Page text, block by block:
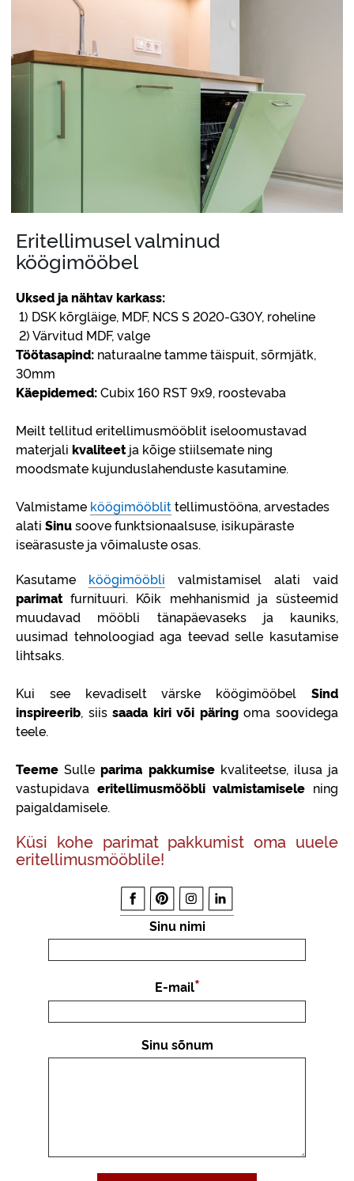
Eritellimusel valminud
köögimööbel
Uksed ja nähtav karkass:
1) DSK kõrgläige, MDF, NCS S 2020-G30Y, roheline
2) Värvitud MDF, valge
Töötasapind: naturaalne tamme täispuit, sõrmjätk,
30mm
Käepidemed:Cubix 160 RST 9x9, roostevaba
Meilt tellitud eritellimusmööblit iseloomustavad
materjali kvaliteetja kõige stiilsemate ning
moodsmate kujunduslahenduste kasutamine.
Valmistame köögimööblittellimustööna, arvestades
alati Sinusoove funktsionaalsuse, isikupäraste
iseärasuste ja võimaluste osas.
Kasutame köögimööbli valmistamisel alati vaid
parimatfurnituuri. Kõik mehhanismid ja süsteemid
muudavad mööbli tänapäevaseks ja kauniks,
uusimad tehnoloogiad aga teevad selle kasutamise
lihtsaks.
Kui see kevadiselt värske köögimööbel Sind
inspireerib, siissaada kiri või päringoma soovidega
teele.
Teeme Sulleparima pakkumisekvaliteetse, ilusa ja
vastupidava eritellimusmööbli valmistamisele ning
paigaldamisele.
Küsi kohe parimat pakkumist oma uuele
eritellimusmööblile!
Sinu nimi
E-mail
Sinu sõnum